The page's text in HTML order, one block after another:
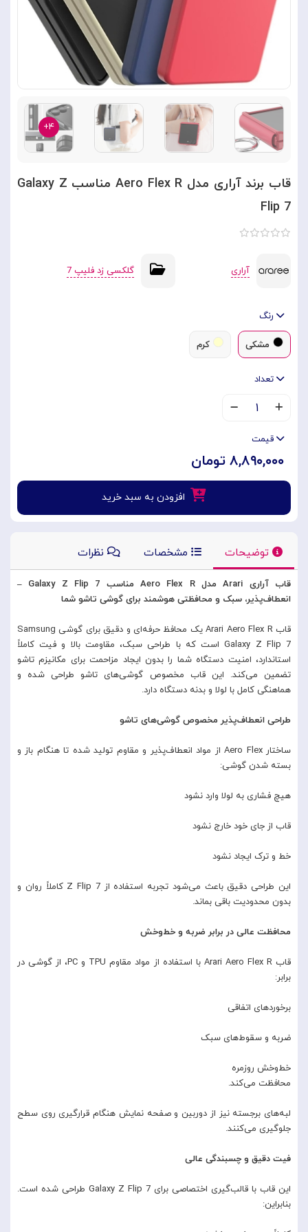
۴+
قاب برند آراری مدل Aero Flex R مناسب Galaxy Z
Flip 7
آراری گلکسی زد فلیپ 7
رنگ
مشکی کرم
تعداد
۱
قیمت
۸,۸۹۰,۰۰۰ تومان
افزودن به سبد خرید
توضیحات مشخصات نظرات
قاب آراری Arari مدل Aero Flex R مناسب Galaxy Z Flip 7 –
انعطاف‌پذیر، سبک و محافظتی هوشمند برای گوشی تاشو شما
قاب Arari Aero Flex R یک محافظ حرفه‌ای و دقیق برای گوشی Samsung
Galaxy Z Flip 7 است که با طراحی سبک، مقاومت بالا و فیت کاملاً
استاندارد، امنیت دستگاه شما را بدون ایجاد مزاحمت برای مکانیزم تاشو
تضمین می‌کند. این قاب مخصوص گوشی‌های تاشو طراحی شده و
هماهنگی کامل با لولا و بدنه دستگاه دارد.
طراحی انعطاف‌پذیر مخصوص گوشی‌های تاشو
ساختار Aero Flex از مواد انعطاف‌پذیر و مقاوم تولید شده تا هنگام باز و
بسته شدن گوشی:
هیچ فشاری به لولا وارد نشود
قاب از جای خود خارج نشود
خط و ترک ایجاد نشود
این طراحی دقیق باعث می‌شود تجربه استفاده از Z Flip 7 کاملاً روان و
بدون محدودیت باقی بماند.
محافظت عالی در برابر ضربه و خط‌وخش
قاب Arari Aero Flex R با استفاده از مواد مقاوم TPU و PC، از گوشی در
برابر:
برخوردهای اتفاقی
ضربه و سقوط‌های سبک
خط‌وخش روزمره
محافظت می‌کند.
لبه‌های برجسته نیز از دوربین و صفحه نمایش هنگام قرارگیری روی سطح
جلوگیری می‌کنند.
فیت دقیق و چسبندگی عالی
این قاب با قالب‌گیری اختصاصی برای Galaxy Z Flip 7 طراحی شده است.
بنابراین: